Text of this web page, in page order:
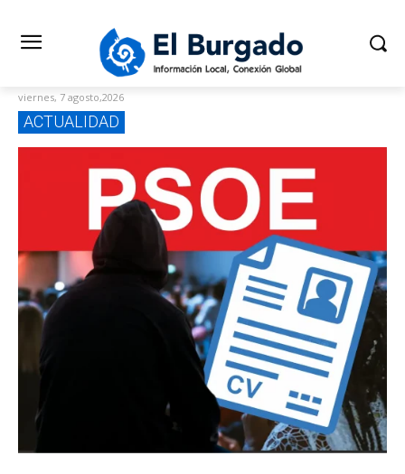
viernes, 7 agosto,2026
ACTUALIDAD